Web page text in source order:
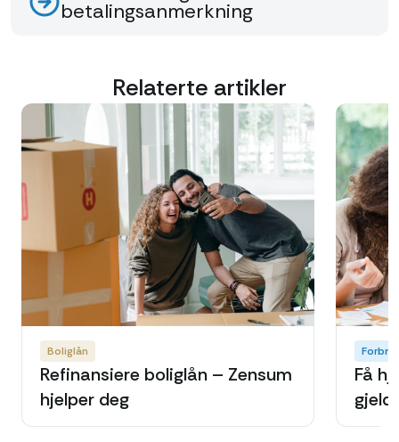
betalingsanmerkning
Relaterte artikler
Boliglån
Refinansiere boliglån – Zensum
hjelper deg
Få
gjeld